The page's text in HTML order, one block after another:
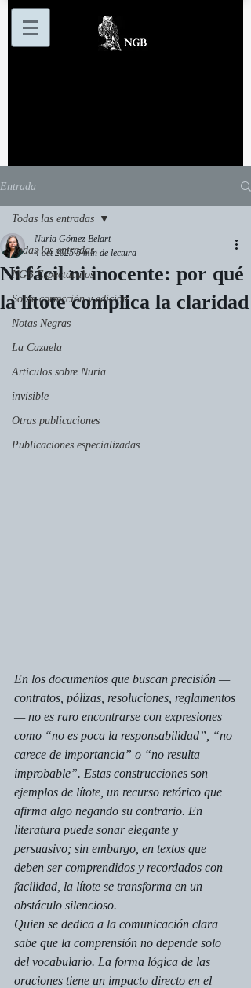
Entrada
Todas las entradas
NGB Espectáculos
Sobre corrección y edición
Notas Negras
La Cazuela
Artículos sobre Nuria
invisible
Otras publicaciones
Publicaciones especializadas
Todas las entradas
Ni fácil ni inocente: por qué
la lítote complica la claridad
Nuria Gómez Belart
4 oct 2025 5 min de lectura
En los documentos que buscan precisión —
contratos, pólizas, resoluciones, reglamentos
— no es raro encontrarse con expresiones
como “no es poca la responsabilidad”, “no
carece de importancia” o “no resulta
improbable”. Estas construcciones son
ejemplos de lítote, un recurso retórico que
afirma algo negando su contrario. En
literatura puede sonar elegante y
persuasivo; sin embargo, en textos que
deben ser comprendidos y recordados con
facilidad, la lítote se transforma en un
obstáculo silencioso.
Quien se dedica a la comunicación clara
sabe que la comprensión no depende solo
del vocabulario. La forma lógica de las
oraciones tiene un impacto directo en el